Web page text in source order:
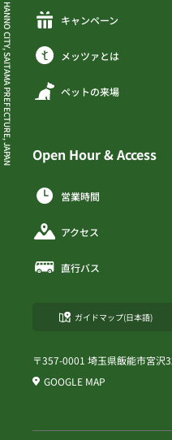
HANNO CITY, SAITAMA PREFECTURE, JAPAN キャンペーン
メッツァとは
ペットの来場
Open Hour & Access
営業時間
アクセス
直行バス
ガイドマップ(日本語)
〒357-0001 埼玉県飯能市宮沢
GOOGLE MAP